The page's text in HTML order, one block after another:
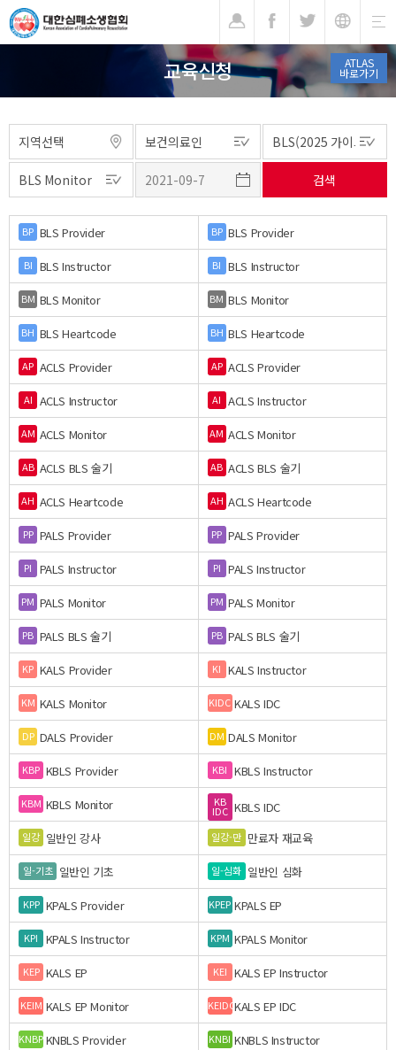
ATLAS
바로가기
교육신청
BP BLS Provider BP BLS Provider
BI BLS Instructor BI BLS Instructor
BM BLS Monitor BM BLS Monitor
BH BLS Heartcode BH BLS Heartcode
AP ACLS Provider AP ACLS Provider
AI ACLS Instructor AI ACLS Instructor
AM ACLS Monitor AM ACLS Monitor
AB ACLS BLS 술기 AB ACLS BLS 술기
AH ACLS Heartcode AH ACLS Heartcode
PP PALS Provider PP PALS Provider
PI PALS Instructor PI PALS Instructor
PM PALS Monitor PM PALS Monitor
PB PALS BLS 술기 PB PALS BLS 술기
KP KALS Provider KI KALS Instructor
KM KALS Monitor KIDC KALS IDC
DP DALS Provider DM DALS Monitor
KBP KBLS Provider KBI KBLS Instructor
KBM KBLS Monitor KB
IDC KBLS IDC
일강 일반인 강사 일강-만 만료자 재교육
일-기초 일반인 기초 일-심화 일반인 심화
KPP KPALS Provider KPEP KPALS EP
KPI KPALS Instructor KPM KPALS Monitor
KEP KALS EP KEI KALS EP Instructor
KEIM KALS EP Monitor KEIDCKALS EP IDC
KNBPKNBLS Provider KNBI KNBLS Instructor